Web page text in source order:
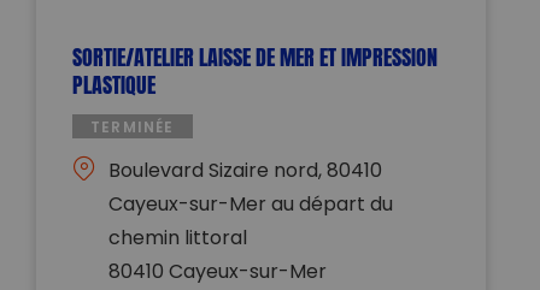
SORTIE/ATELIER LAISSE DE MER ET IMPRESSION
PLASTIQUE
TERMINÉE
Boulevard Sizaire nord, 80410
Cayeux-sur-Mer au départ du
chemin littoral
80410 Cayeux-sur-Mer